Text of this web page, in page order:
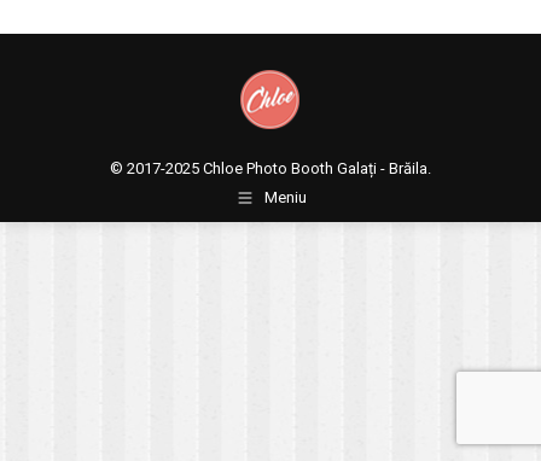
© 2017-2025 Chloe Photo Booth Galați - Brăila.
Meniu